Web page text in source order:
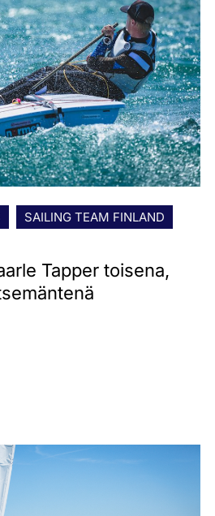
SAILING TEAM FINLAND
Tapper toisena,